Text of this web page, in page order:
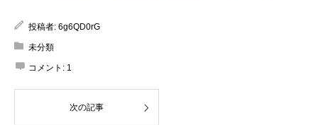
投稿者: 6g6QD0rG
未分類
コメント: 1
次の記事